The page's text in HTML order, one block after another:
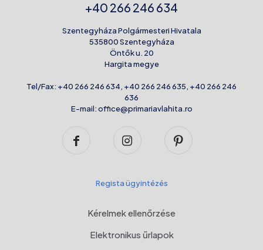
+40 266 246 634
Szentegyháza Polgármesteri Hivatala
535800 Szentegyháza
Öntők u. 20
Hargita megye
Tel/Fax: +40 266 246 634, +40 266 246 635, +40 266 246
636
E-mail:office@primariavlahita.ro
Regista ügyintézés
Kérelmek ellenőrzése
Elektronikus űrlapok